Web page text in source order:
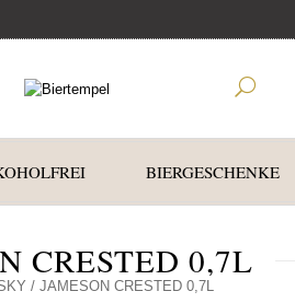
BIERGESCHENKE
CRESTED 0,7L
/ JAMESON CRESTED 0,7L